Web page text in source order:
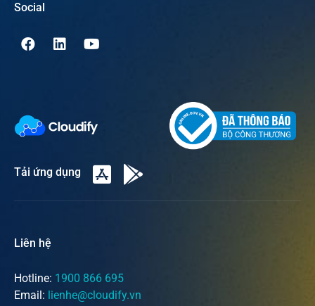
Social
Tải ứng dụng
Liên hệ
Hotline: 1900 866 695
Email: lienhe@cloudify.vn